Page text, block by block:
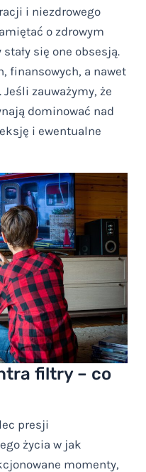
i niezdrowego
o zdrowym
się one obsesją.
finansowych, a nawet
zauważymy, że
dominować nad
i ewentualne
filtry – co
presji
życia w jak
momenty,